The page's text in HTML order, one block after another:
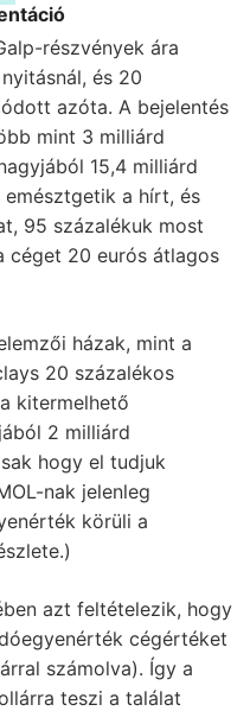
részvények ára
és 20
azóta. A bejelentés
mint 3 milliárd
15,4 milliárd
a hírt, és
95 százalékuk most
céget 20 eurós átlagos
házak, mint a
20 százalékos
kitermelhető
2 milliárd
hogy el tudjuk
nak jelenleg
körüli a
azt feltételezik, hogy
cégértéket
számolva). Így a
teszi a találat